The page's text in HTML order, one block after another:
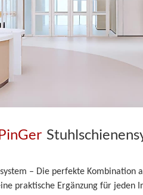
– Die perfekte Kombination
praktische Ergänzung für jeden